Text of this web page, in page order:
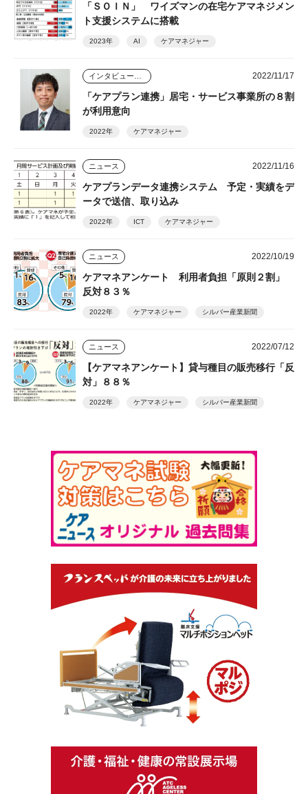
「ＳＯＩＮ」 ワイズマンの在宅ケアマネジメン
ト支援システムに搭載
2023年 AI ケアマネジャー
2022/11/17
「ケアプラン連携」居宅・サービス事業所の８割
が利用意向
2022年 ケアマネジャー
ニュース 2022/11/16
ケアプランデータ連携システム 予定・実績をデ
ータで送信、取り込み
2022年 ICT ケアマネジャー
ニュース 2022/10/19
ケアマネアンケート 利用者負担「原則２割」
反対８３％
2022年 ケアマネジャー シルバー産業新聞
ニュース 2022/07/12
【ケアマネアンケート】貸与種目の販売移行「反
対」８８％
2022年 ケアマネジャー シルバー産業新聞